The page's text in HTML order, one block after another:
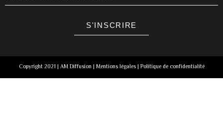
S'INSCRIRE
Copyright 2021 | AM Diffusion | Mentions légales| Politique de confidentialité